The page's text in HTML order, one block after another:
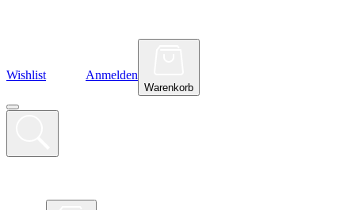
Wishlist Anmelden
Warenkorb